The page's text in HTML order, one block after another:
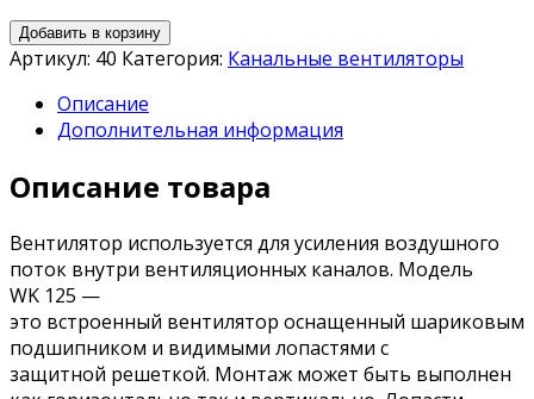
Добавить в корзину
Артикул: 40 Категория: Канальные вентиляторы
Описание
Дополнительная информация
Описание товара
Вентилятор используется для усиления воздушного
поток внутри вентиляционных каналов. Модель
WK 125 —
это встроенный вентилятор оснащенный шариковым
подшипником и видимыми лопастями с
защитной решеткой. Монтаж может быть выполнен